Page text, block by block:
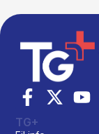
TG+